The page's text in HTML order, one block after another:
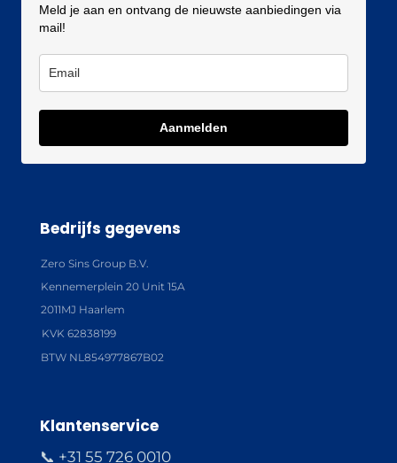
Meld je aan en ontvang de nieuwste aanbiedingen via
mail!
Aanmelden
Bedrijfs gegevens
Zero Sins Group B.V.
Kennemerplein 20 Unit 15A
2011MJ Haarlem
KVK 62838199
BTW NL854977867B02
Klantenservice
📞 +31 55 726 0010